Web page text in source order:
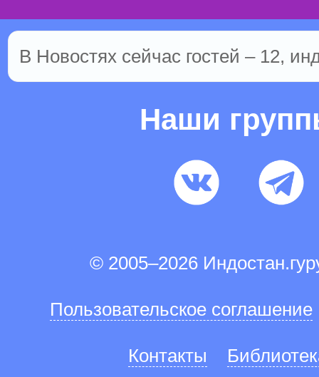
В Новостях сейчас гостей – 12,
Наши
© 2005–2026
Пользовательское соглашение
Контакты